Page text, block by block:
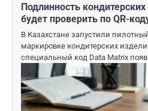
Подлинность
будет проверить по QR-
В Казахстане запустили
маркировке кондитерских
специальный код Data Matrix